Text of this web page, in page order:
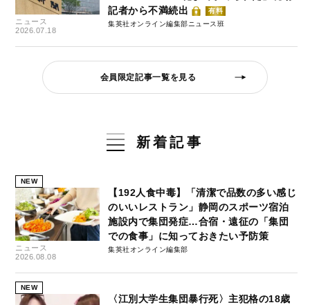
ニュース
2026.07.18
記者から不満続出
有料
集英社オンライン編集部ニュース班
会員限定記事一覧を見る
新着記事
NEW
ニュース
2026.08.08
【192人食中毒】「清潔で品数の多い感じ
のいいレストラン」静岡のスポーツ宿泊
施設内で集団発症…合宿・遠征の「集団
での食事」に知っておきたい予防策
集英社オンライン編集部
NEW
〈江別大学生集団暴行死〉主犯格の18歳